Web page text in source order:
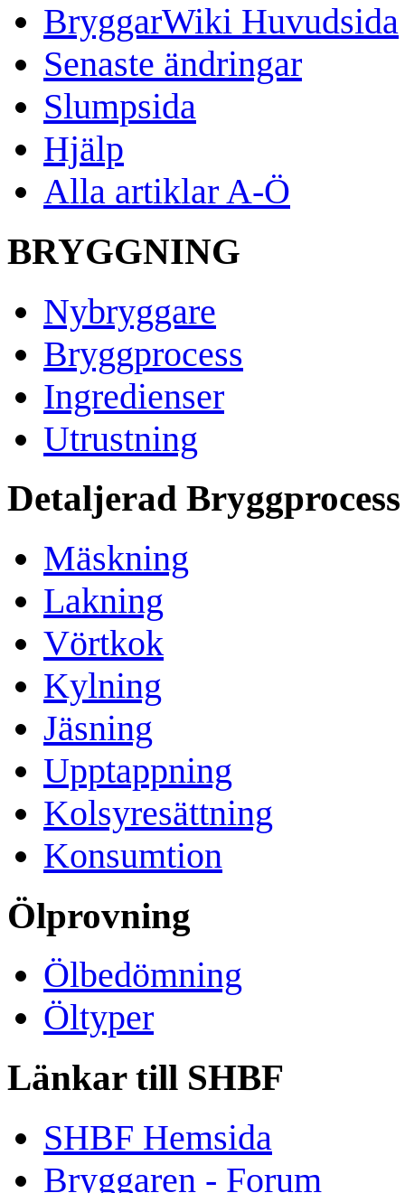
BryggarWiki Huvudsida
Senaste ändringar
Slumpsida
Hjälp
Alla artiklar A-Ö
BRYGGNING
Nybryggare
Bryggprocess
Ingredienser
Utrustning
Detaljerad Bryggprocess
Mäskning
Lakning
Vörtkok
Kylning
Jäsning
Upptappning
Kolsyresättning
Konsumtion
Ölprovning
Ölbedömning
Öltyper
Länkar till SHBF
SHBF Hemsida
Bryggaren - Forum